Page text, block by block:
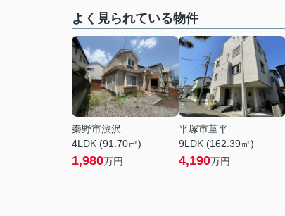
よく見られている物件
秦野市渋沢
4LDK (91.70㎡)
1,980万円
平塚市菫平
9LDK (162.39㎡)
4,190万円